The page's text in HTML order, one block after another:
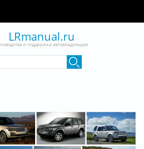
LRmanual.ru
и поддержка автовладельцев